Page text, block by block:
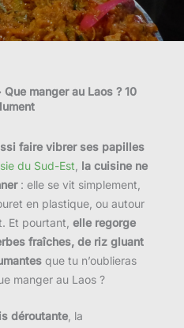
Que manger au Laos ? 10
faire vibrer ses papilles
du Sud-Est la cuisine ne
: elle se vit simplement,
en plastique, ou autour
Et pourtant, elle regorge
fraîches, de riz gluant
que tu n’oublieras
manger au Laos ?
déroutante , la